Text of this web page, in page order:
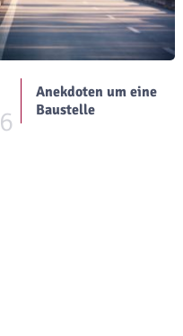
6
Anekdoten um eine
Baustelle